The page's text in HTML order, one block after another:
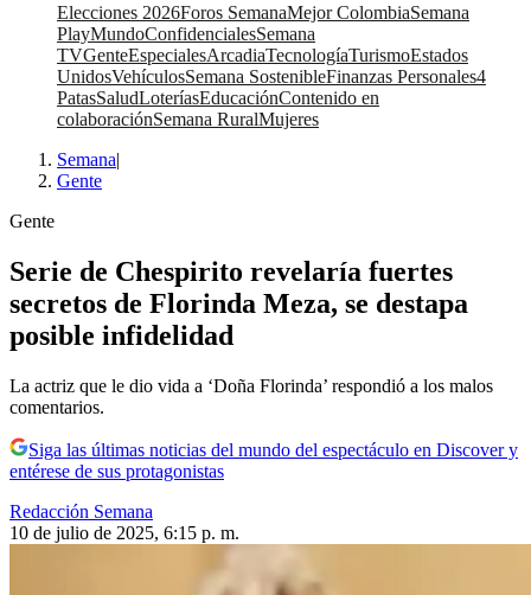
Elecciones 2026Foros SemanaMejor ColombiaSemana
PlayMundoConfidencialesSemana
TVGenteEspecialesArcadiaTecnologíaTurismoEstados
UnidosVehículosSemana SostenibleFinanzas Personales4
PatasSaludLoteríasEducaciónContenido en
colaboraciónSemana RuralMujeres
Semana|
Gente
Gente
Serie de Chespirito revelaría fuertes
secretos de Florinda Meza, se destapa
posible infidelidad
La actriz que le dio vida a ‘Doña Florinda’ respondió a los malos
comentarios.
Siga las últimas noticias del mundo del espectáculo en Discover y
entérese de sus protagonistas
Redacción Semana
10 de julio de 2025, 6:15 p. m.